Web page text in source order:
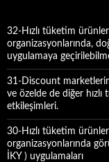
32-Hızlı tüketim
organizasyonlarında,
uygulamaya
31-Discount
ve özelde de diğer
etkileşimleri.
30-Hızlı tüketim
organizasyonlarında
İKY ) uygulamaları